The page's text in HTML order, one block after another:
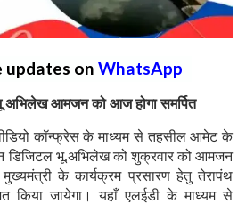
updates on WhatsApp
आमजन को आज होगा समर्पित
वीडियो कॉन्फ्रेस के माध्यम से तहसील आमेट के
डिजिटल भू.अभिलेख को शुक्रवार को आमजन
मुख्यमंत्री के कार्यक्रम प्रसारण हेतु तेरापंथ
जायेगा। यहाँ एलईडी के माध्यम से